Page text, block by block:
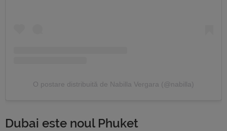
O postare distribuită de Nabilla Vergara (@nabilla)
Dubai este noul Phuket